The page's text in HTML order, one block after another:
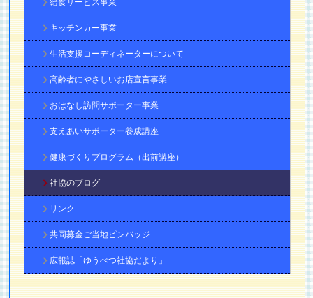
給食サービス事業
キッチンカー事業
生活支援コーディネーターについて
高齢者にやさしいお店宣言事業
おはなし訪問サポーター事業
支えあいサポーター養成講座
健康づくりプログラム（出前講座）
社協のブログ
リンク
共同募金ご当地ピンバッジ
広報誌「ゆうべつ社協だより」